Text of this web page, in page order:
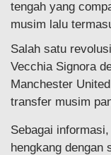
tengah yang
musim lalu
Salah satu
Vecchia Signora
Manchester
transfer musim
Sebagai
hengkang dengan